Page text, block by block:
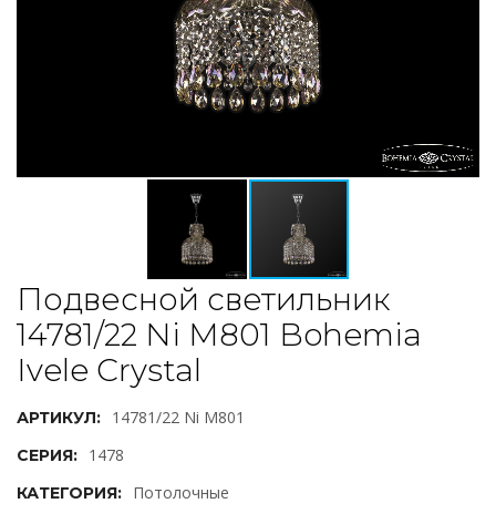
Подвесной светильник
14781/22 Ni M801 Bohemia
Ivele Crystal
АРТИКУЛ: 14781/22 Ni M801
СЕРИЯ: 1478
КАТЕГОРИЯ: Потолочные